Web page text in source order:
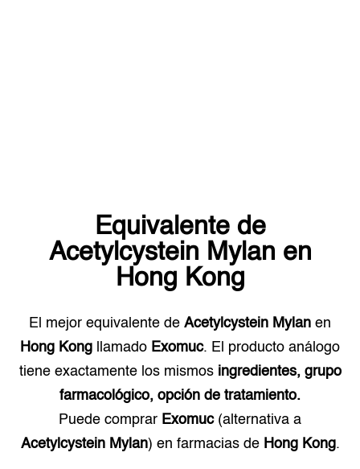
Equivalente de
Acetylcystein Mylan en
Hong Kong
El mejor equivalente de Acetylcystein Mylan en
Hong Kong llamado Exomuc. El producto análogo
tiene exactamente los mismos ingredientes, grupo
farmacológico, opción de tratamiento.
Puede comprar Exomuc(alternativa a
Acetylcystein Mylan) en farmacias de Hong Kong.